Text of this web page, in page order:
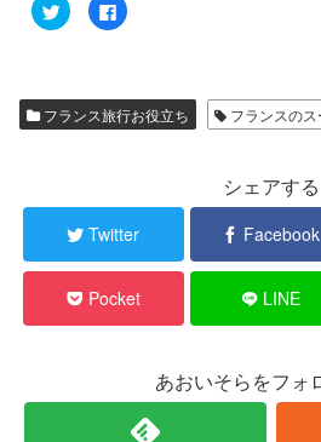
ク
リ
w
i
共
有
し
ウ
ィ
ン
き
F
a
k
で
は
ク
リ
ク
て
く
だ
し
ウ
フランス旅行お役立ち フランスの
シェアする
Twitter Facebook
Pocket LINE
あおいそらをフォ